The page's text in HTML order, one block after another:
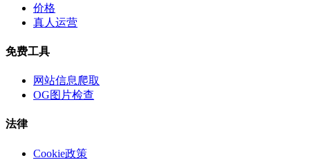
价格
真人运营
免费工具
网站信息爬取
OG图片检查
法律
Cookie政策